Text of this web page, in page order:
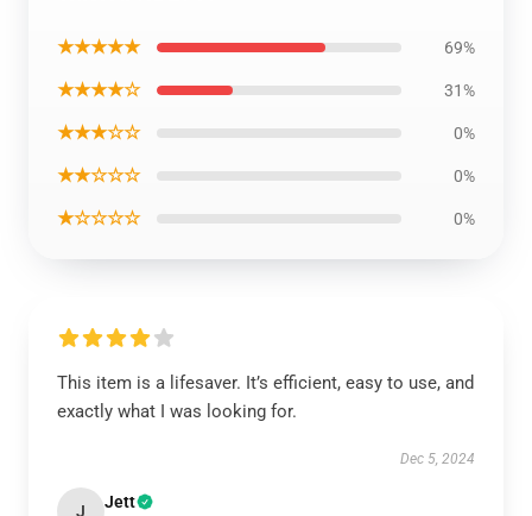
★★★★★ 69%
★★★★☆ 31%
★★★☆☆ 0%
★★☆☆☆ 0%
★☆☆☆☆ 0%
This item is a lifesaver. It’s efficient, easy to use, and
exactly what I was looking for.
Dec 5, 2024
J Jett